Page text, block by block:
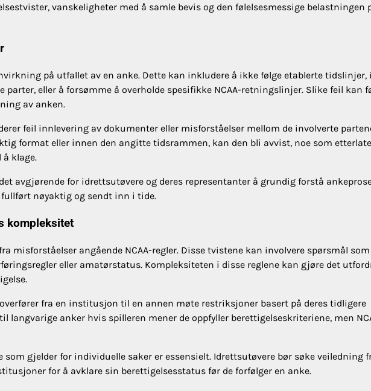
vanskeligheter med å samle bevis og den følelsesmessige belastningen
på utfallet av en anke. Dette kan inkludere å ikke følge etablerte tidslinjer,
eller å forsømme å overholde spesifikke NCAA-retningslinjer. Slike feil kan
av anken.
feil innlevering av dokumenter eller misforståelser mellom de involverte
format eller innen den angitte tidsrammen, kan den bli avvist, noe som
klage.
avgjørende for idrettsutøvere og deres representanter å grundig forstå
nøyaktig og sendt inn i tide.
kompleksitet
misforståelser angående NCAA-regler. Disse tvistene kan involvere spørsmål som
eller amatørstatus. Kompleksiteten i disse reglene kan gjøre det
fra en institusjon til en annen møte restriksjoner basert på deres tidligere
langvarige anker hvis spilleren mener de oppfyller berettigelseskriteriene, men
som gjelder for individuelle saker er essensielt. Idrettsutøvere bør søke veiledning
for å avklare sin berettigelsesstatus før de forfølger en anke.